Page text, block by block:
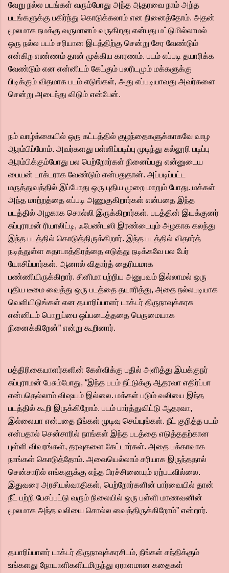
வேறு நல்ல படங்கள் வரும்போது அந்த ஆதரவை நாம் அந்த
படங்களுக்கு பகிர்ந்து கொடுக்கலாம் என நினைத்தோம். அதன்
மூலமாக நமக்கு வருமானம் வருகிறது என்பது மட்டுமில்லாமல்
ஒரு நல்ல படம் சரியான இடத்திற்கு சென்று சேர வேண்டும்
என்கிற எண்ணம் தான் முக்கிய காரணம். படம் எப்படி தயாரிக்க
வேண்டும் என என்னிடம் கேட்கும் பலரிடமும் மக்களுக்கு
பிடிக்கும் விதமாக படம் எடுங்கள், அது எப்படியாவது அவர்களை
சென்று அடைந்து விடும் என்பேன்.
நம் வாழ்க்கையில் ஒரு கட்டத்தில் குழந்தைகளுக்காகவே வாழ
ஆரம்பிப்போம். அவர்களது பள்ளிப்படிப்பு முடிந்து கல்லூரி படிப்பு
ஆரம்பிக்கும்போது பல பெற்றோர்கள் நினைப்பது என்னுடைய
பையன் டாக்டராக வேண்டும் என்பதுதான். அப்படிப்பட்ட
மருத்துவத்தில் இப்போது ஒரு புதிய முறை மாறும் போது. மக்கள்
அந்த மாற்றத்தை எப்படி அணுகுகிறார்கள் என்பதை இந்த
படத்தில் அழகாக சொல்லி இருக்கிறார்கள். படத்தின் இயக்குனர்
சுப்புராமன் ரியாலிட்டி, ஃபேண்டஸி இரண்டையும் அழகாக கலந்து
இந்த படத்தில் கொடுத்திருக்கிறார். இந்த படத்தில் விதார்த்
நடித்துள்ள கதாபாத்திரத்தை எடுத்து நடிக்கவே பல பேர்
யோசிப்பார்கள். ஆனால் விதார்த் தைரியமாக
பண்ணியிருக்கிறார். சினிமா பற்றிய அனுபவம் இல்லாமல் ஒரு
புதிய டீமை வைத்து ஒரு படத்தை தயாரித்து, அதை நல்லபடியாக
வெளியிடுங்கள் என தயாரிப்பாளர் டாக்டர் திருநாவுக்கரசு
என்னிடம் பொறுப்பை ஒப்படைத்ததை பெருமையாக
நினைக்கிறேன்” என்று கூறினார்.
பத்திரிகையாளர்களின் கேள்விக்கு பதில் அளித்து இயக்குநர்
சுப்புராமன் பேசும்போது, “இந்த படம் நீட்டுக்கு ஆதரவா எதிர்ப்பா
என்பதெல்லாம் விஷயம் இல்லை. மக்கள் படும் வலியை இந்த
படத்தில் கூறி இருக்கிறோம். படம் பார்த்துவிட்டு ஆதரவா,
இல்லையா என்பதை நீங்கள் முடிவு செய்யுங்கள். நீட் குறித்த படம்
என்பதால் சென்சாரில் நாங்கள் இந்த படத்தை எடுத்ததற்கான
புள்ளி விவரங்கள், தரவுகளை கேட்டார்கள். அதை பக்காவாக
நாங்கள் கொடுத்தோம். அவையெல்லாம் சரியாக இருந்ததால்
சென்சாரில் எங்களுக்கு எந்த பிரச்சினையும் ஏற்படவில்லை.
இதுவரை அரசியல்வாதிகள், பெற்றோர்களின் பார்வையில் தான்
நீட் பற்றி பேசப்பட்டு வரும் நிலையில் ஒரு பள்ளி மாணவனின்
மூலமாக அந்த வலியை சொல்ல வைத்திருக்கிறோம்” என்றார்.
தயாரிப்பாளர் டாக்டர் திருநாவுக்கரசிடம், நீங்கள் சந்திக்கும்
உங்களது நோயாளிகளிடமிருந்து ஏராளமான கதைகள்